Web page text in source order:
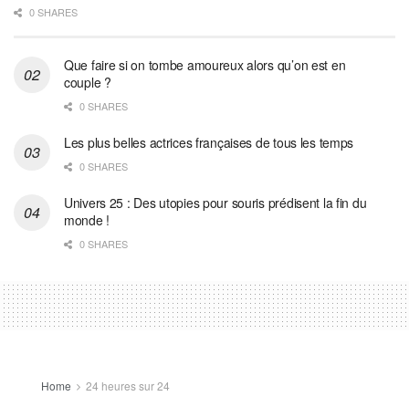
0 SHARES
Que faire si on tombe amoureux alors qu’on est en
couple ?
0 SHARES
Les plus belles actrices françaises de tous les temps
0 SHARES
Univers 25 : Des utopies pour souris prédisent la fin du
monde !
0 SHARES
Home 24 heures sur 24